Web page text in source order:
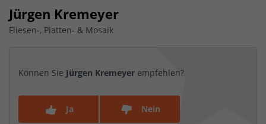
Jürgen Kremeyer
Fliesen-, Platten- & Mosaik
Können Sie Jürgen Kremeyer empfehlen?
Ja Nein